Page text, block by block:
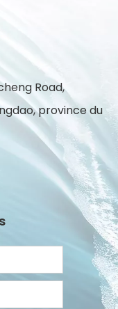
Road,
province du